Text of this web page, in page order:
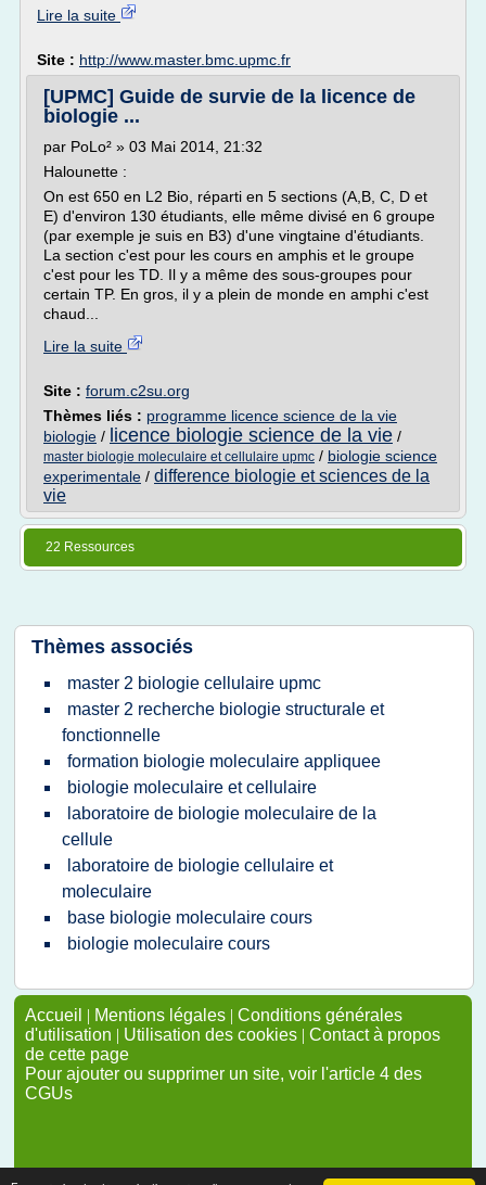
Lire la suite
Site : http://www.master.bmc.upmc.fr
[UPMC] Guide de survie de la licence de
biologie ...
par PoLo² » 03 Mai 2014, 21:32
Halounette :
On est 650 en L2 Bio, réparti en 5 sections (A,B, C, D et
E) d'environ 130 étudiants, elle même divisé en 6 groupe
(par exemple je suis en B3) d'une vingtaine d'étudiants.
La section c'est pour les cours en amphis et le groupe
c'est pour les TD. Il y a même des sous-groupes pour
certain TP. En gros, il y a plein de monde en amphi c'est
chaud...
Lire la suite
Site : forum.c2su.org
Thèmes liés : programme licence science de la vie
biologie / licence biologie science de la vie /
master biologie moleculaire et cellulaire upmc / biologie science
experimentale / difference biologie et sciences de la
vie
22 Ressources
Thèmes associés
master 2 biologie cellulaire upmc
master 2 recherche biologie structurale et
fonctionnelle
formation biologie moleculaire appliquee
biologie moleculaire et cellulaire
laboratoire de biologie moleculaire de la
cellule
laboratoire de biologie cellulaire et
moleculaire
base biologie moleculaire cours
biologie moleculaire cours
Accueil | Mentions légales | Conditions générales
d'utilisation | Utilisation des cookies | Contact à propos
de cette page
Pour ajouter ou supprimer un site, voir l'article 4 des
CGUs